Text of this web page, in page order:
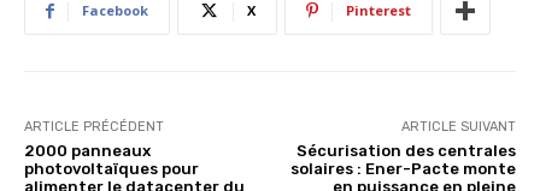
Facebook X Pinterest
ARTICLE PRÉCÉDENT
2000 panneaux
photovoltaïques pour
alimenter le datacenter du
ARTICLE SUIVANT
Sécurisation des centrales
solaires : Ener-Pacte monte
en puissance en pleine